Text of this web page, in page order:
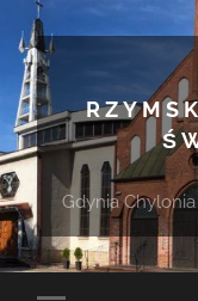
Gdynia Chylonia